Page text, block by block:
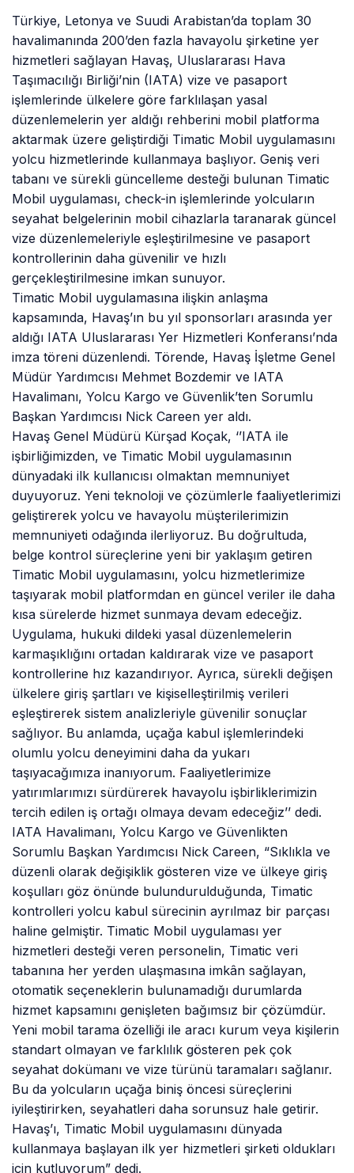
Türkiye, Letonya ve Suudi Arabistan’da toplam 30
havalimanında 200’den fazla havayolu şirketine yer
hizmetleri sağlayan Havaş, Uluslararası Hava
Taşımacılığı Birliği’nin (IATA) vize ve pasaport
işlemlerinde ülkelere göre farklılaşan yasal
düzenlemelerin yer aldığı rehberini mobil platforma
aktarmak üzere geliştirdiği Timatic Mobil uygulamasını
yolcu hizmetlerinde kullanmaya başlıyor. Geniş veri
tabanı ve sürekli güncelleme desteği bulunan Timatic
Mobil uygulaması, check-in işlemlerinde yolcuların
seyahat belgelerinin mobil cihazlarla taranarak güncel
vize düzenlemeleriyle eşleştirilmesine ve pasaport
kontrollerinin daha güvenilir ve hızlı
gerçekleştirilmesine imkan sunuyor.
Timatic Mobil uygulamasına ilişkin anlaşma
kapsamında, Havaş’ın bu yıl sponsorları arasında yer
aldığı IATA Uluslararası Yer Hizmetleri Konferansı’nda
imza töreni düzenlendi. Törende, Havaş İşletme Genel
Müdür Yardımcısı Mehmet Bozdemir ve IATA
Havalimanı, Yolcu Kargo ve Güvenlik’ten Sorumlu
Başkan Yardımcısı Nick Careen yer aldı.
Havaş Genel Müdürü Kürşad Koçak, ‘’IATA ile
işbirliğimizden, ve Timatic Mobil uygulamasının
dünyadaki ilk kullanıcısı olmaktan memnuniyet
duyuyoruz. Yeni teknoloji ve çözümlerle faaliyetlerimizi
geliştirerek yolcu ve havayolu müşterilerimizin
memnuniyeti odağında ilerliyoruz. Bu doğrultuda,
belge kontrol süreçlerine yeni bir yaklaşım getiren
Timatic Mobil uygulamasını, yolcu hizmetlerimize
taşıyarak mobil platformdan en güncel veriler ile daha
kısa sürelerde hizmet sunmaya devam edeceğiz.
Uygulama, hukuki dildeki yasal düzenlemelerin
karmaşıklığını ortadan kaldırarak vize ve pasaport
kontrollerine hız kazandırıyor. Ayrıca, sürekli değişen
ülkelere giriş şartları ve kişiselleştirilmiş verileri
eşleştirerek sistem analizleriyle güvenilir sonuçlar
sağlıyor. Bu anlamda, uçağa kabul işlemlerindeki
olumlu yolcu deneyimini daha da yukarı
taşıyacağımıza inanıyorum. Faaliyetlerimize
yatırımlarımızı sürdürerek havayolu işbirliklerimizin
tercih edilen iş ortağı olmaya devam edeceğiz’’ dedi.
IATA Havalimanı, Yolcu Kargo ve Güvenlikten
Sorumlu Başkan Yardımcısı Nick Careen, “Sıklıkla ve
düzenli olarak değişiklik gösteren vize ve ülkeye giriş
koşulları göz önünde bulundurulduğunda, Timatic
kontrolleri yolcu kabul sürecinin ayrılmaz bir parçası
haline gelmiştir. Timatic Mobil uygulaması yer
hizmetleri desteği veren personelin, Timatic veri
tabanına her yerden ulaşmasına imkân sağlayan,
otomatik seçeneklerin bulunamadığı durumlarda
hizmet kapsamını genişleten bağımsız bir çözümdür.
Yeni mobil tarama özelliği ile aracı kurum veya kişilerin
standart olmayan ve farklılık gösteren pek çok
seyahat dokümanı ve vize türünü taramaları sağlanır.
Bu da yolcuların uçağa biniş öncesi süreçlerini
iyileştirirken, seyahatleri daha sorunsuz hale getirir.
Havaş’ı, Timatic Mobil uygulamasını dünyada
kullanmaya başlayan ilk yer hizmetleri şirketi oldukları
için kutluyorum” dedi.